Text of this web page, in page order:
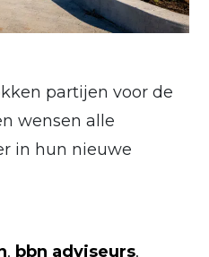
partijen voor de
wensen alle
in hun nieuwe
, bbn adviseurs,